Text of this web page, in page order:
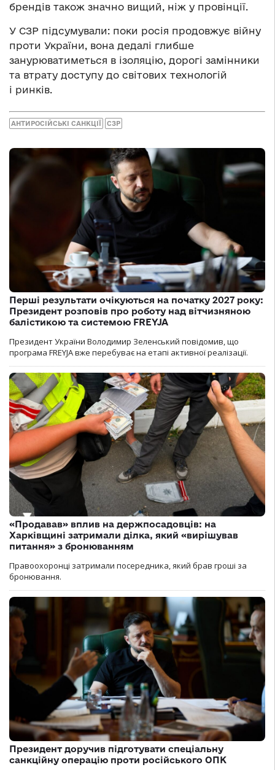
брендів також значно вищий, ніж у провінції.
У СЗР підсумували: поки росія продовжує війну
проти України, вона дедалі глибше
занурюватиметься в ізоляцію, дорогі замінники
та втрату доступу до світових технологій
і ринків.
АНТИРОСІЙСЬКІ САНКЦІЇ СЗР
Перші результати очікуються на початку 2027 року:
Президент розповів про роботу над вітчизняною
балістикою та системою FREYJA
Президент України Володимир Зеленський повідомив, що
програма FREYJA вже перебуває на етапі активної реалізації.
«Продавав» вплив на держпосадовців: на
Харківщині затримали ділка, який «вирішував
питання» з бронюванням
Правоохоронці затримали посередника, який брав гроші за
бронювання.
Президент доручив підготувати спеціальну
санкційну операцію проти російського ОПК